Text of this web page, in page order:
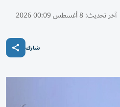
آخر تحديث:8 أغسطس 00:09 2026
شارك